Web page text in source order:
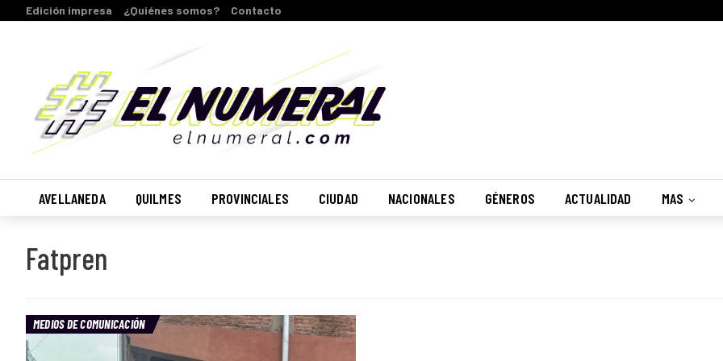
Edición impresa ¿Quiénes somos? Contacto
AVELLANEDA QUILMES PROVINCIALES CIUDAD NACIONALES GÉNEROS ACTUALIDAD MAS
Fatpren
MEDIOS DE COMUNICACIÓN